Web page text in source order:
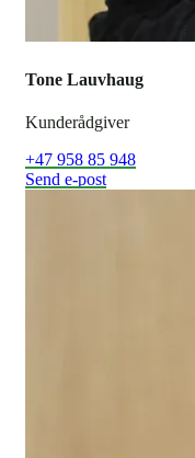
Tone Lauvhaug
Kunderådgiver
+47 958 85 948
Send e-post